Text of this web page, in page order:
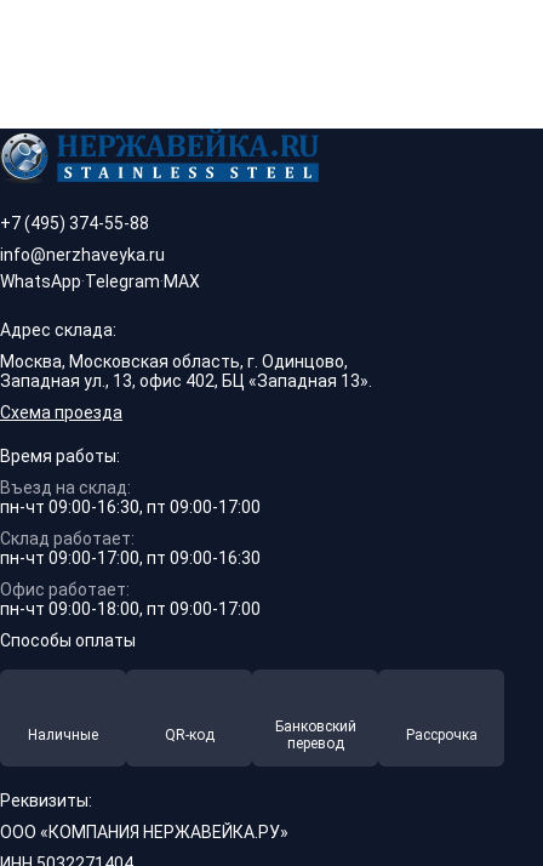
+7 (495) 374-55-88
info@nerzhaveyka.ru
WhatsApp·Telegram·MAX
Адрес склада:
Москва, Московская область, г. Одинцово,
Западная ул., 13, офис 402, БЦ «Западная 13».
Схема проезда
Время работы:
Въезд на склад:
пн-чт 09:00-16:30, пт 09:00-17:00
Склад работает:
пн-чт 09:00-17:00, пт 09:00-16:30
Офис работает:
пн-чт 09:00-18:00, пт 09:00-17:00
Способы оплаты
Наличные QR-код
Банковский
перевод
Рассрочка
Реквизиты:
ООО «КОМПАНИЯ НЕРЖАВЕЙКА.РУ»